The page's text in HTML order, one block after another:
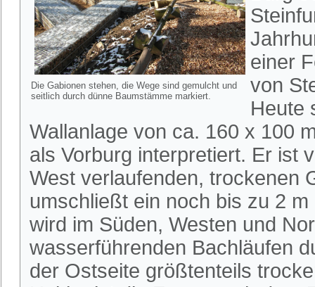
Die Gabionen stehen, die Wege sind gemulcht und
seitlich durch dünne Baumstämme markiert.
einer
von
Heute
Wallanlage von ca. 160 x 100
als Vorburg interpretiert. Er ist
West verlaufenden, trockenen
umschließt ein noch bis zu 2
wird im Süden, Westen und
wasserführenden Bachläufen
der Ostseite größtenteils